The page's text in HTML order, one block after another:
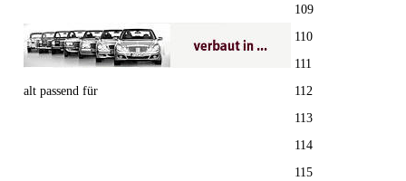
alt passend für
109
110
111
112
113
114
115